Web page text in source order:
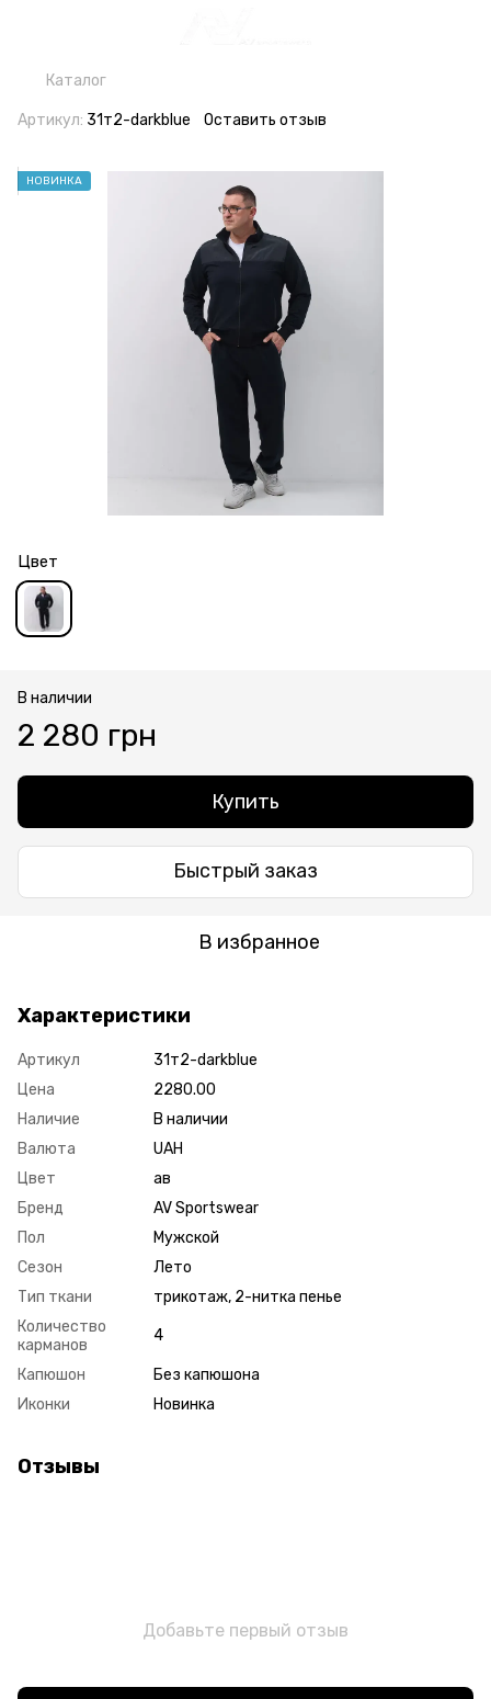
Каталог
Артикул: 31т2-darkblue Оставить отзыв
НОВИНКА
Цвет
В наличии
2 280 грн
Купить
Быстрый заказ
В избранное
Характеристики
Артикул
31т2-darkblue
Цена
2280.00
Наличие
В наличии
Валюта
UAH
Цвет
ав
Бренд
AV Sportswear
Пол
Мужской
Сезон
Лето
Тип ткани
трикотаж, 2-нитка пенье
Количество
карманов
4
Капюшон
Без капюшона
Иконки
Новинка
Отзывы
Добавьте первый отзыв